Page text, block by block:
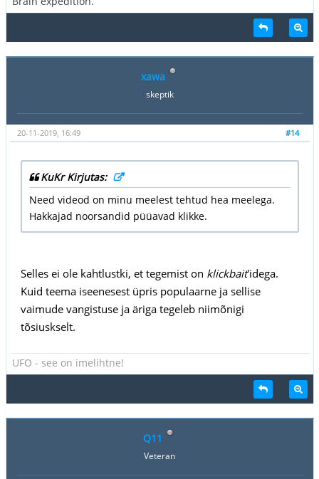
xawa
skeptik
#14
20-11-2019, 16:49
KuKr Kirjutas:
Need videod on minu meelest tehtud hea meelega.
Hakkajad noorsandid püüavad klikke.
Selles ei ole kahtlustki, et tegemist on klickbait'idega.
Kuid teema iseenesest üpris populaarne ja sellise
vaimude vangistuse ja äriga tegeleb niimõnigi
tõsiuskselt.
UFO - see on imelihtne!
Q11
Veteran